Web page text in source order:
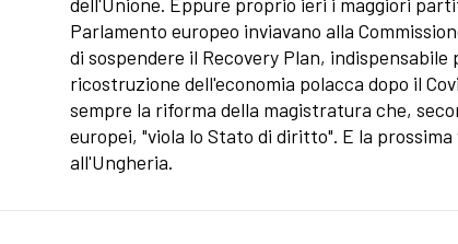
Parlamento europeo inviavano alla
di sospendere il Recovery Plan, indispensabile
ricostruzione dell'economia polacca dopo il
sempre la riforma della magistratura che,
europei, "viola lo Stato di diritto". E la
all'Ungheria.